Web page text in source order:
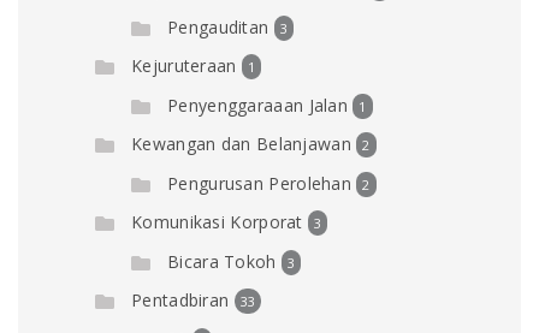
Pengauditan 3
Kejuruteraan 1
Penyenggaraaan Jalan 1
Kewangan dan Belanjawan 2
Pengurusan Perolehan 2
Komunikasi Korporat 3
Bicara Tokoh 3
Pentadbiran 33